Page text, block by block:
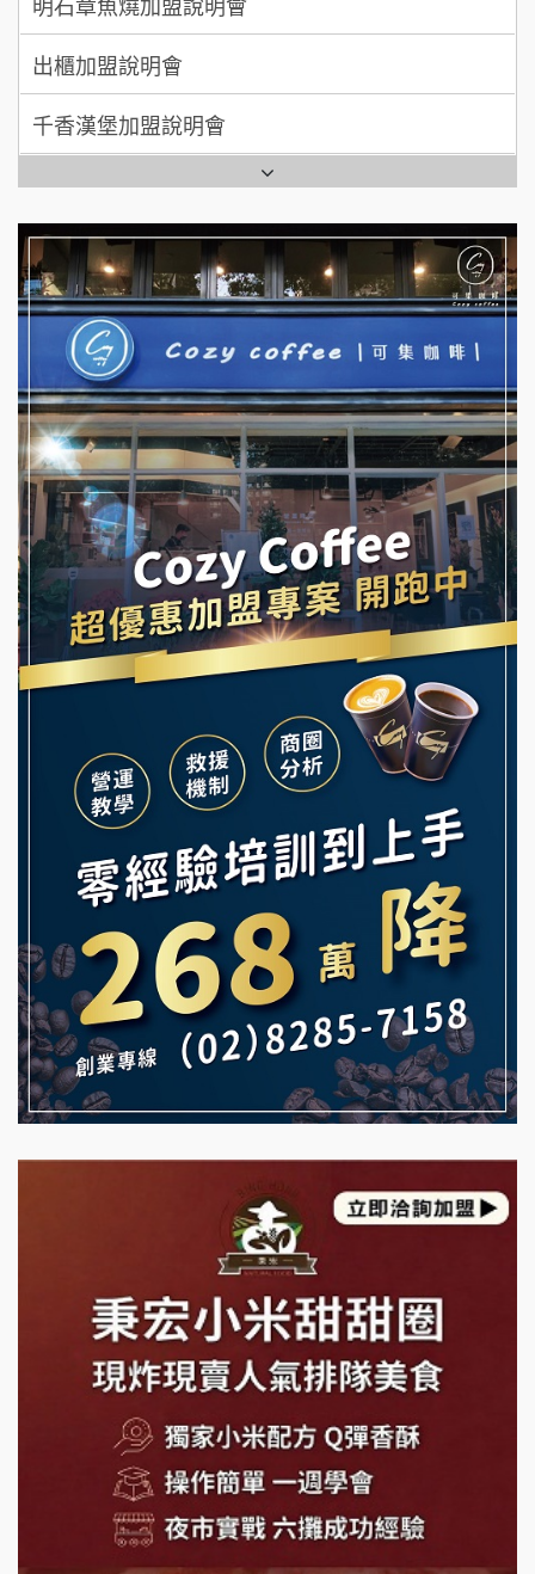
MUSHEN徵SPA美容芳療師
日十。早午食加盟說明會
拾鑶火鍋加盟說明會
全家加盟說明會
台灣G湯加盟說明會
彭富貴加盟說明會
NU PASTA義大利麵加盟說明會
潮鍋癮加盟說明會
蓁伙烤倆吃加盟說明會
霏等茶加盟說明會
早安山丘加盟說明會
冰封仙果加盟說明會
Ramble Café 漫步藍咖啡加盟說明會
微風亭鐵板燒加盟說明會
鮮茶道加盟說明會
【曉妍美妝】誠徵行政櫃檯
自助洗衣店誠徵代洗收送人員(台中市)
MUSHEN徵SPA美容芳療師
日十。早午食加盟說明會
出櫃加盟說明會
千香漢堡加盟說明會
七盞茶加盟說明會
拉亞漢堡加盟說明會
杜芳子古味茶鋪加盟說明會
優握握×酸奶大獅加盟說明會
冬城門加盟說明會
拾鑶火鍋加盟說明會
阿性情趣無人販售所加盟明會
龍涎居好湯加盟說明會
舒油頭加盟說明會
義氣豐發雞加盟說明會
Mr.Wish加盟說明會
白鬍泡泡 BOHO POPO加盟說明會
雞咕雞咕加盟說明會
TEA TOP加盟說明會
珍好味臭臭鍋加盟說明會
日十。早午食加盟說明會
莫尼早餐Morni加盟說明會
手作功夫茶加盟說明會
SHARE TEA歇腳亭加盟說明會
潮味決-湯滷專門店加盟說明會
鬍子茶加盟說明會